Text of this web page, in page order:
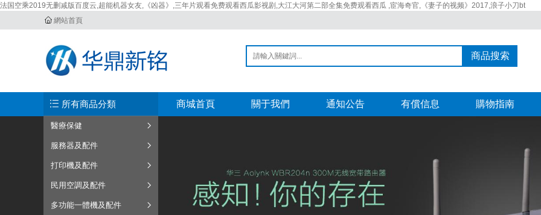
法国空乘2019无删减版百度云,超能机器女友,《凶器》,三年片观看免费观看西瓜影视剧,大江大河第二部全集免费观看西瓜 ,宦海奇官,《妻子的视频》2017,浪子小刀bt
網站首頁
商品搜索
所有商品分類
醫療保健
服務器及配件
打印機及配件
民用空調及配件
多功能一體機及配件
商城首頁 關于我們 通知公告 有償信息 購物指南